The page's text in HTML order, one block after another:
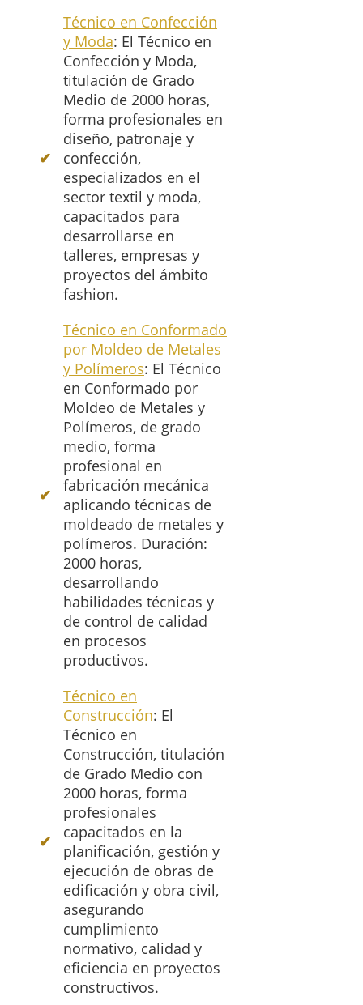
Técnico en Confección
y Moda: El Técnico en
Confección y Moda,
titulación de Grado
Medio de 2000 horas,
forma profesionales en
diseño, patronaje y
confección,
especializados en el
sector textil y moda,
capacitados para
desarrollarse en
talleres, empresas y
proyectos del ámbito
fashion.
Técnico en Conformado
por Moldeo de Metales
y Polímeros: El Técnico
en Conformado por
Moldeo de Metales y
Polímeros, de grado
medio, forma
profesional en
fabricación mecánica
aplicando técnicas de
moldeado de metales y
polímeros. Duración:
2000 horas,
desarrollando
habilidades técnicas y
de control de calidad
en procesos
productivos.
Técnico en
Construcción: El
Técnico en
Construcción, titulación
de Grado Medio con
2000 horas, forma
profesionales
capacitados en la
planificación, gestión y
ejecución de obras de
edificación y obra civil,
asegurando
cumplimiento
normativo, calidad y
eficiencia en proyectos
constructivos.